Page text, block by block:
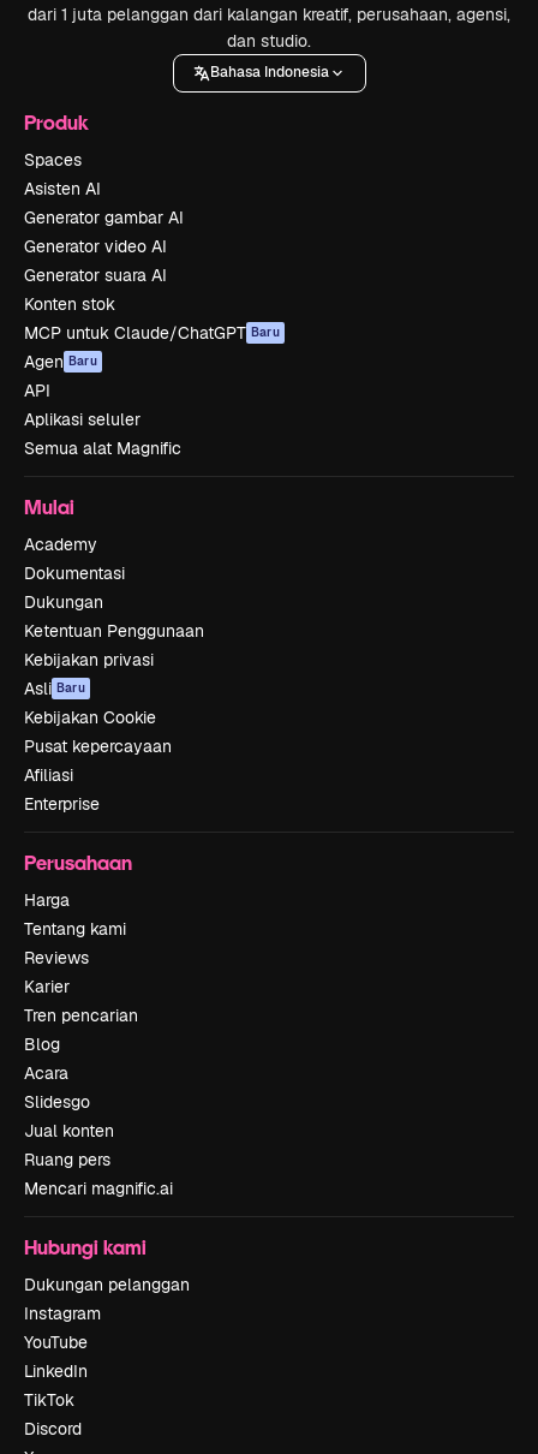
dari 1 juta pelanggan dari kalangan kreatif, perusahaan, agensi,
dan studio.
Bahasa Indonesia
Produk
Spaces
Asisten AI
Generator gambar AI
Generator video AI
Generator suara AI
Konten stok
MCP untuk Claude/ChatGPT Baru
Agen Baru
API
Aplikasi seluler
Semua alat Magnific
Mulai
Academy
Dokumentasi
Dukungan
Ketentuan Penggunaan
Kebijakan privasi
Asli Baru
Kebijakan Cookie
Pusat kepercayaan
Afiliasi
Enterprise
Perusahaan
Harga
Tentang kami
Reviews
Karier
Tren pencarian
Blog
Acara
Slidesgo
Jual konten
Ruang pers
Mencari magnific.ai
Hubungi kami
Dukungan pelanggan
Instagram
YouTube
LinkedIn
TikTok
Discord